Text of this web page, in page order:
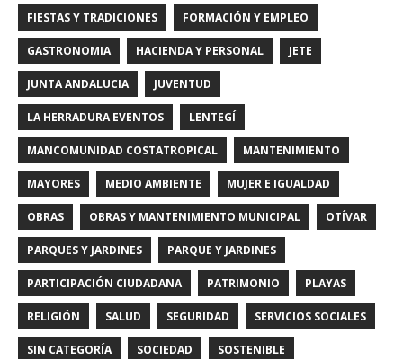
FIESTAS Y TRADICIONES FORMACIÓN Y EMPLEO
GASTRONOMIA HACIENDA Y PERSONAL JETE
JUNTA ANDALUCIA JUVENTUD
LA HERRADURA EVENTOS LENTEGÍ
MANCOMUNIDAD COSTATROPICAL MANTENIMIENTO
MAYORES MEDIO AMBIENTE MUJER E IGUALDAD
OBRAS OBRAS Y MANTENIMIENTO MUNICIPAL OTÍVAR
PARQUES Y JARDINES PARQUE Y JARDINES
PARTICIPACIÓN CIUDADANA PATRIMONIO PLAYAS
RELIGIÓN SALUD SEGURIDAD SERVICIOS SOCIALES
SIN CATEGORÍA SOCIEDAD SOSTENIBLE